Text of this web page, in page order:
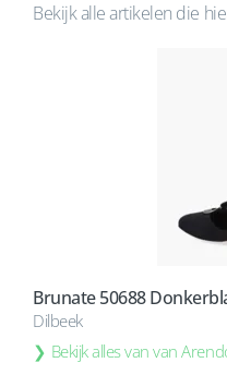
Bekijk alle artikelen die
Brunate 50688
Dilbeek
Bekijk alles van van